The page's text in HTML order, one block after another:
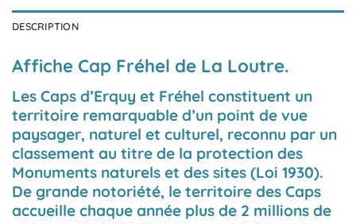
DESCRIPTION
Affiche Cap Fréhel de La Loutre.
Les Caps d’Erquy et Fréhel constituent un
territoire remarquable d’un point de vue
paysager, naturel et culturel, reconnu par un
classement au titre de la protection des
Monuments naturels et des sites (Loi 1930).
De grande notoriété, le territoire des Caps
accueille chaque année plus de 2 millions de